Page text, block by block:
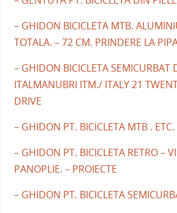
– GHIDON BICICLETA MTB.
TOTALA. – 72 CM. PRINDERE LA
– GHIDON BICICLETA SEMICURBAT
ITALMANUBRI ITM./ ITALY 21
DRIVE
– GHIDON PT. BICICLETA MTB .
– GHIDON PT. BICICLETA RETRO –
PANOPLIE. – PROIECTE
– GHIDON PT. BICICLETA